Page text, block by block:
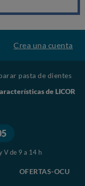
Crea una cuenta
pasta de dientes
de LICOR
V de 9 a 14 h
OFERTAS-OCU